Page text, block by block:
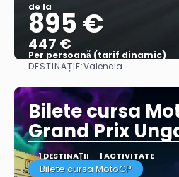
de la
895 €
447 €
Per persoană (tarif dinamic)
Vezi mai
DESTINAȚIE:Valencia
Bilete cursa
Grand Prix
1 DESTINAŢII 1 ACTIVITATE
Bilete cursa MotoGP